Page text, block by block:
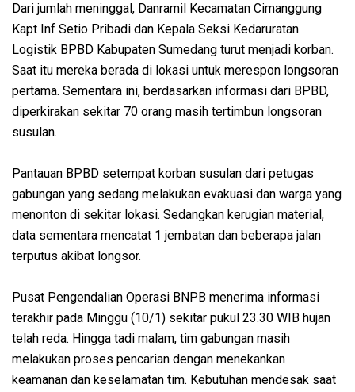
Dari jumlah meninggal, Danramil Kecamatan Cimanggung
Kapt Inf Setio Pribadi dan Kepala Seksi Kedaruratan
Logistik BPBD Kabupaten Sumedang turut menjadi korban.
Saat itu mereka berada di lokasi untuk merespon longsoran
pertama. Sementara ini, berdasarkan informasi dari BPBD,
diperkirakan sekitar 70 orang masih tertimbun longsoran
susulan.
Pantauan BPBD setempat korban susulan dari petugas
gabungan yang sedang melakukan evakuasi dan warga yang
menonton di sekitar lokasi. Sedangkan kerugian material,
data sementara mencatat 1 jembatan dan beberapa jalan
terputus akibat longsor.
Pusat Pengendalian Operasi BNPB menerima informasi
terakhir pada Minggu (10/1) sekitar pukul 23.30 WIB hujan
telah reda. Hingga tadi malam, tim gabungan masih
melakukan proses pencarian dengan menekankan
keamanan dan keselamatan tim. Kebutuhan mendesak saat